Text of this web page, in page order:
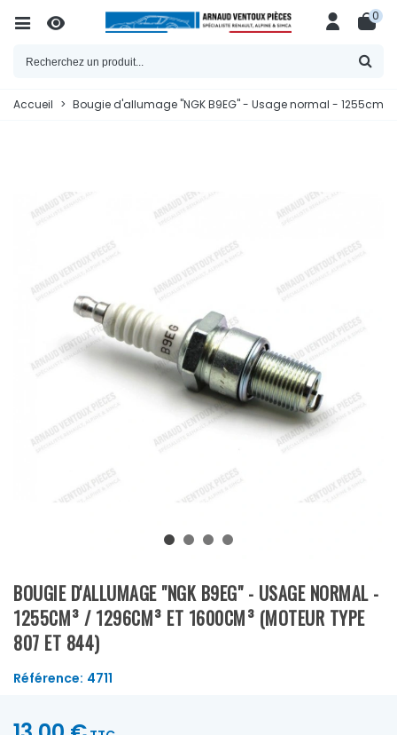
0
Accueil > Bougie d'allumage "NGK B9EG" - Usage normal - 1255cm³
BOUGIE D'ALLUMAGE "NGK B9EG" - USAGE NORMAL -
1255CM³ / 1296CM³ ET 1600CM³ (MOTEUR TYPE
807 ET 844)
Référence: 4711